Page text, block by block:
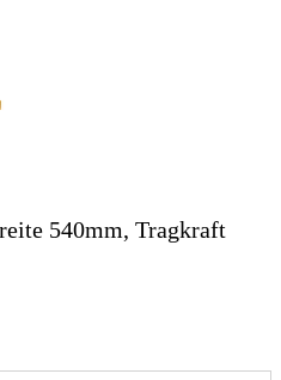
540mm, Tragkraft